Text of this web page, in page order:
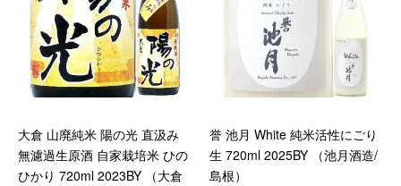
大倉 山廃純米 陽の光 直汲み
無濾過生原酒 自家栽培米 ひの
ひかり 720ml 2023BY （大倉
誉 池月 White 純米活性にごり
生 720ml 2025BY （池月酒造/
島根）